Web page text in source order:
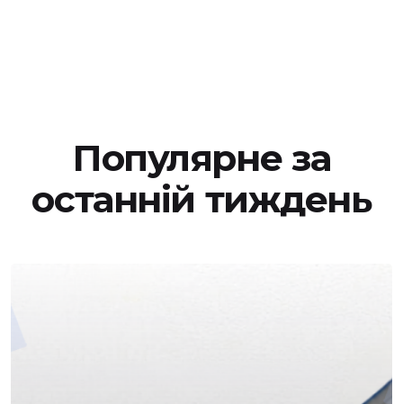
Популярне за
останній тиждень